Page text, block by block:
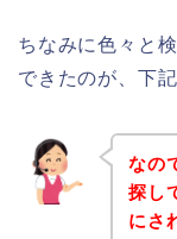
ちなみに色々と
できたのが、下
なの
探し
にさ